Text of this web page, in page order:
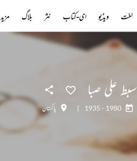
سبط علی صبا
1935 - 1980
| پاکستان
لغت ویڈیو ای-کتاب نثر بلاگ مزید